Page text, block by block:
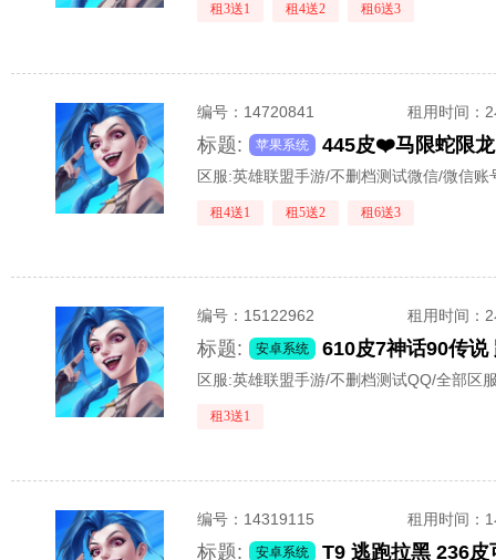
租3送1 租4送2 租6送3
编号： 14720841 租用时间 ：
标题: 苹果系统
区服:英雄联盟手游/不删档测试微信/微信账
租4送1 租5送2 租6送3
编号： 15122962 租用时间 ：
标题: 安卓系统
区服:英雄联盟手游/不删档测试QQ/全部区
租3送1
编号： 14319115 租用时间 ：
标题: 安卓系统